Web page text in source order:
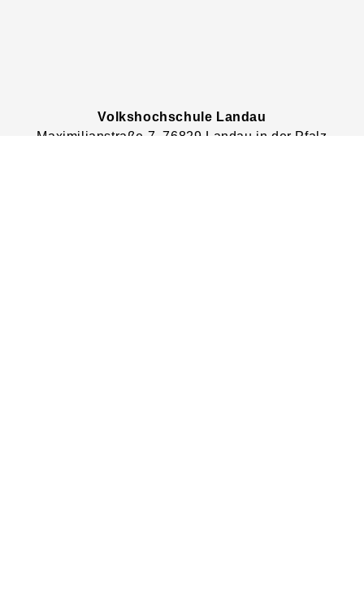
Volkshochschule Landau
Maximilianstraße 7 , 76829 Landau in der Pfalz